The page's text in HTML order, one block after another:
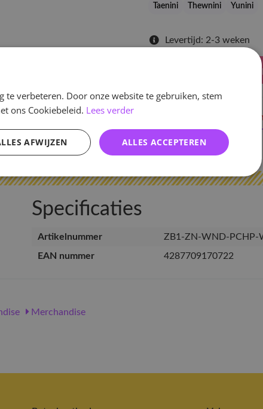
Taenini
Thewnini Yunini
Levertijd: 2-3 weken
Houd mij
in
Indien op voorraad
verzonden
Specificaties
Artikelnummer
ZB1-ZN-WND-PCHP-
EAN nummer
4287709170722
Merchandise
te verbeteren. Door onze website te gebruiken, stem
ons Cookiebeleid. Lees verder
ALLES ACCEPTEREN
AFWIJZEN